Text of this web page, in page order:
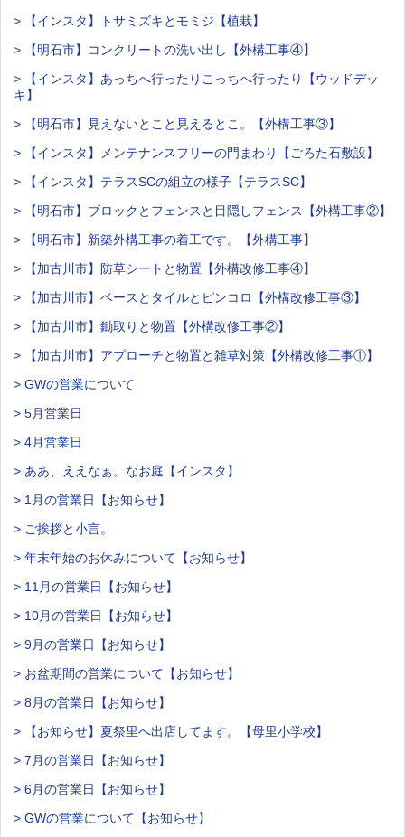
> 【インスタ】トサミズキとモミジ【植栽】
> 【明石市】コンクリートの洗い出し【外構工事④】
> 【インスタ】あっちへ行ったりこっちへ行ったり【ウッドデッ
キ】
> 【明石市】見えないとこと見えるとこ。【外構工事③】
> 【インスタ】メンテナンスフリーの門まわり【ごろた石敷設】
> 【インスタ】テラスSCの組立の様子【テラスSC】
> 【明石市】ブロックとフェンスと目隠しフェンス【外構工事②】
> 【明石市】新築外構工事の着工です。【外構工事】
> 【加古川市】防草シートと物置【外構改修工事④】
> 【加古川市】ベースとタイルとピンコロ【外構改修工事③】
> 【加古川市】鋤取りと物置【外構改修工事②】
> 【加古川市】アプローチと物置と雑草対策【外構改修工事①】
> GWの営業について
> 5月営業日
> 4月営業日
> ああ、ええなぁ。なお庭【インスタ】
> 1月の営業日【お知らせ】
> ご挨拶と小言。
> 年末年始のお休みについて【お知らせ】
> 11月の営業日【お知らせ】
> 10月の営業日【お知らせ】
> 9月の営業日【お知らせ】
> お盆期間の営業について【お知らせ】
> 8月の営業日【お知らせ】
> 【お知らせ】夏祭里へ出店してます。【母里小学校】
> 7月の営業日【お知らせ】
> 6月の営業日【お知らせ】
> GWの営業について【お知らせ】